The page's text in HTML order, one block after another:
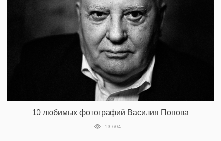
10 любимых фотографий Василия Попова
13 604